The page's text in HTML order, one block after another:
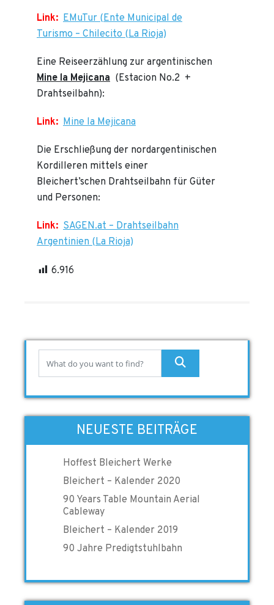
Link: EMuTur (Ente Municipal de
Turismo – Chilecito (La Rioja)
Eine Reiseerzählung zur argentinischen
Mine la Mejicana (Estacion No.2 +
Drahtseilbahn):
Link: Mine la Mejicana
Die Erschließung der nordargentinischen
Kordilleren mittels einer
Bleichert’schen Drahtseilbahn für Güter
und Personen:
Link: SAGEN.at – Drahtseilbahn
Argentinien (La Rioja)
6.916
NEUESTE BEITRÄGE
Hoffest Bleichert Werke
Bleichert – Kalender 2020
90 Years Table Mountain Aerial
Cableway
Bleichert – Kalender 2019
90 Jahre Predigtstuhlbahn